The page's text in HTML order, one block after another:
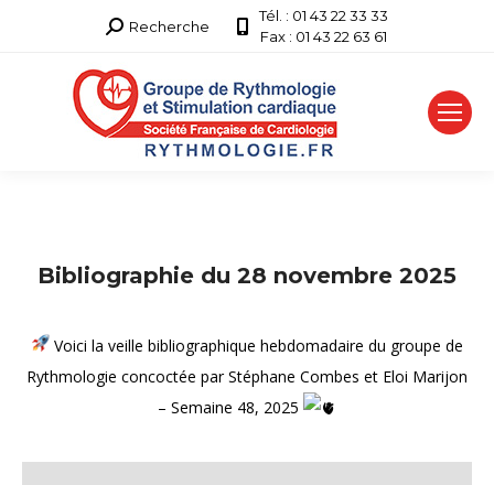
Recherche
Recherche
Tél. : 01 43 22 33 33
Fax : 01 43 22 63 61
Bibliographie du 28 novembre 2025
Voici la veille bibliographique hebdomadaire du groupe de
Rythmologie concoctée par Stéphane Combes et Eloi Marijon
– Semaine 48, 2025